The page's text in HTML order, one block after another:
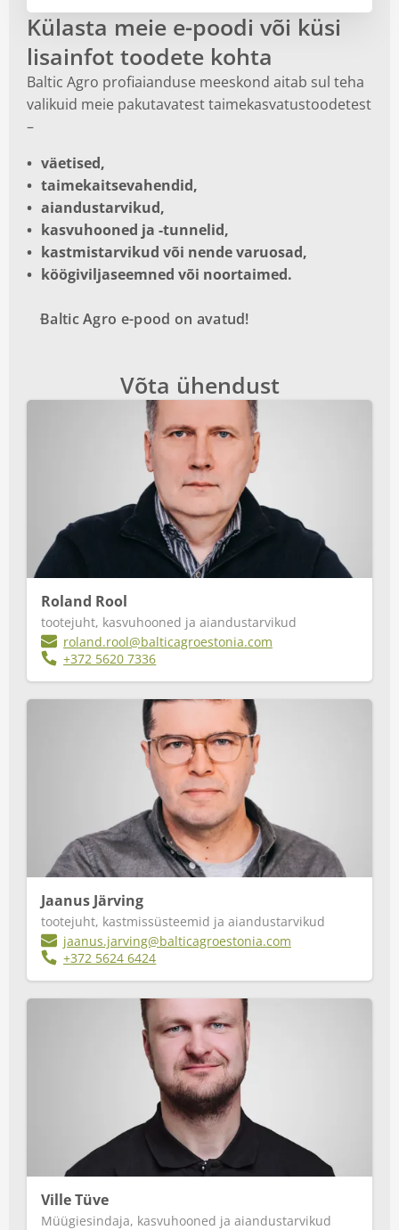
Külasta meie e-poodi või küsi
lisainfot toodete kohta
Baltic Agro profiaianduse meeskond aitab sul teha
valikuid meie pakutavatest taimekasvatustoodetest
–
väetised,
taimekaitsevahendid,
aiandustarvikud,
kasvuhooned ja -tunnelid,
kastmistarvikud või nende varuosad,
köögiviljaseemned või noortaimed.
Baltic Agro e-pood on avatud!
Võta ühendust
Roland Rool
tootejuht, kasvuhooned ja aiandustarvikud
roland.rool@balticagroestonia.com
+372 5620 7336
Jaanus Järving
tootejuht, kastmissüsteemid ja aiandustarvikud
jaanus.jarving@balticagroestonia.com
+372 5624 6424
Ville Tüve
Müügiesindaja, kasvuhooned ja aiandustarvikud